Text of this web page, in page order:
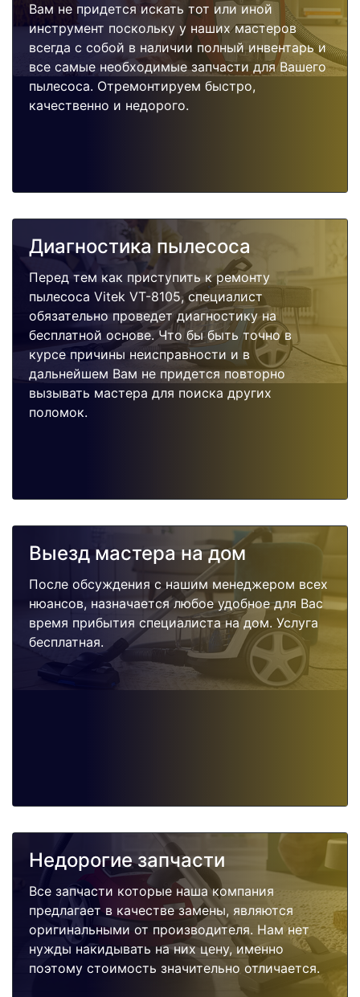
Вам не придется искать тот или иной
инструмент поскольку у наших мастеров
всегда с собой в наличии полный инвентарь и
все самые необходимые запчасти для Вашего
пылесоса. Отремонтируем быстро,
качественно и недорого.
Диагностика пылесоса
Перед тем как приступить к ремонту
пылесоса Vitek VT-8105, специалист
обязательно проведет диагностику на
бесплатной основе. Что бы быть точно в
курсе причины неисправности и в
дальнейшем Вам не придется повторно
вызывать мастера для поиска других
поломок.
Выезд мастера на дом
После обсуждения с нашим менеджером всех
нюансов, назначается любое удобное для Вас
время прибытия специалиста на дом. Услуга
бесплатная.
Недорогие запчасти
Все запчасти которые наша компания
предлагает в качестве замены, являются
оригинальными от производителя. Нам нет
нужды накидывать на них цену, именно
поэтому стоимость значительно отличается.